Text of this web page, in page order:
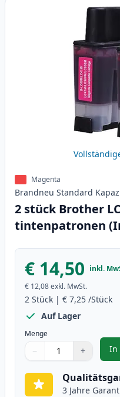
Magenta
Brandneu Standard
2 stück Brother
tintenpatronen
€ 14,50 inkl.
€ 12,08exkl. MwSt.
2 Stück | € 7,25 /Stück
Auf Lager
Menge
Verwenden Sie die
− +
1
In
3 Jahre